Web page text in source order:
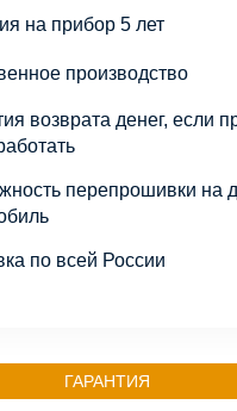
на прибор 5 лет
производство
возврата денег, если
перепрошивки на
по всей России
ГАРАНТИЯ